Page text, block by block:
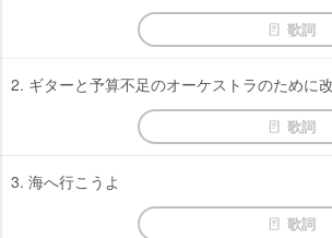
歌詞
2. ギターと予算不足のオーケストラのために
歌詞
3. 海へ行こうよ
歌詞